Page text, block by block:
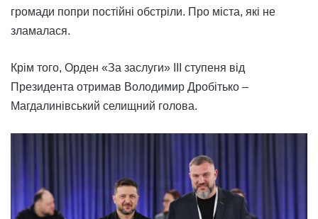
громади попри постійні обстріли. Про міста, які не
зламалася.
Крім того, Орден «За заслуги» ІІІ ступеня від
Президента отримав Володимир Дробітько –
Магдалинівський селищний голова.